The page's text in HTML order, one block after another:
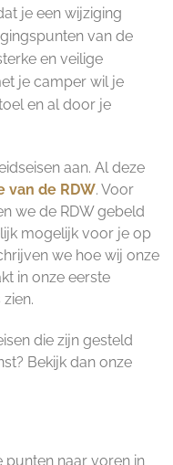
je een wijziging
van de
en veilige
je camper wil je
en al door je
aan. Al deze
van de RDW. Voor
we de RDW gebeld
mogelijk voor je op
we hoe wij onze
in onze eerste
die zijn gesteld
Bekijk dan onze
naar voren in